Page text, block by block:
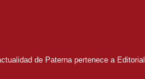
de Paterna pertenece a Editorial